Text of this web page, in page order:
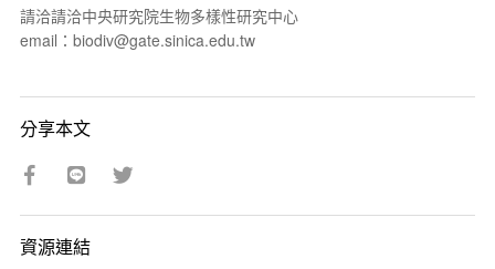
請洽請洽中央研究院生物多樣性研究中心
email：biodiv@gate.sinica.edu.tw
分享本文
資源連結